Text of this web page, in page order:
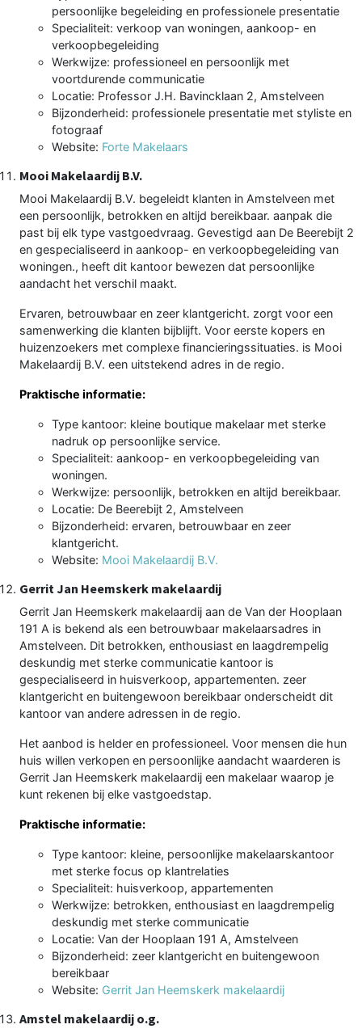
persoonlijke begeleiding en professionele presentatie
Specialiteit: verkoop van woningen, aankoop- en
verkoopbegeleiding
Werkwijze: professioneel en persoonlijk met
voortdurende communicatie
Locatie: Professor J.H. Bavincklaan 2, Amstelveen
Bijzonderheid: professionele presentatie met styliste en
fotograaf
Website: Forte Makelaars
Mooi Makelaardij B.V.
Mooi Makelaardij B.V. begeleidt klanten in Amstelveen met
een persoonlijk, betrokken en altijd bereikbaar. aanpak die
past bij elk type vastgoedvraag. Gevestigd aan De Beerebijt 2
en gespecialiseerd in aankoop- en verkoopbegeleiding van
woningen., heeft dit kantoor bewezen dat persoonlijke
aandacht het verschil maakt.
Ervaren, betrouwbaar en zeer klantgericht. zorgt voor een
samenwerking die klanten bijblijft. Voor eerste kopers en
huizenzoekers met complexe financieringssituaties. is Mooi
Makelaardij B.V. een uitstekend adres in de regio.
Praktische informatie:
Type kantoor: kleine boutique makelaar met sterke
nadruk op persoonlijke service.
Specialiteit: aankoop- en verkoopbegeleiding van
woningen.
Werkwijze: persoonlijk, betrokken en altijd bereikbaar.
Locatie: De Beerebijt 2, Amstelveen
Bijzonderheid: ervaren, betrouwbaar en zeer
klantgericht.
Website: Mooi Makelaardij B.V.
Gerrit Jan Heemskerk makelaardij
Gerrit Jan Heemskerk makelaardij aan de Van der Hooplaan
191 A is bekend als een betrouwbaar makelaarsadres in
Amstelveen. Dit betrokken, enthousiast en laagdrempelig
deskundig met sterke communicatie kantoor is
gespecialiseerd in huisverkoop, appartementen. zeer
klantgericht en buitengewoon bereikbaar onderscheidt dit
kantoor van andere adressen in de regio.
Het aanbod is helder en professioneel. Voor mensen die hun
huis willen verkopen en persoonlijke aandacht waarderen is
Gerrit Jan Heemskerk makelaardij een makelaar waarop je
kunt rekenen bij elke vastgoedstap.
Praktische informatie:
Type kantoor: kleine, persoonlijke makelaarskantoor
met sterke focus op klantrelaties
Specialiteit: huisverkoop, appartementen
Werkwijze: betrokken, enthousiast en laagdrempelig
deskundig met sterke communicatie
Locatie: Van der Hooplaan 191 A, Amstelveen
Bijzonderheid: zeer klantgericht en buitengewoon
bereikbaar
Website: Gerrit Jan Heemskerk makelaardij
Amstel makelaardij o.g.